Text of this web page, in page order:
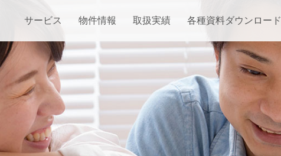
サービス 物件情報 取扱実績 各種資料ダウンロード